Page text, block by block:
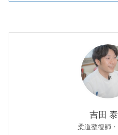
吉田
柔道整復師